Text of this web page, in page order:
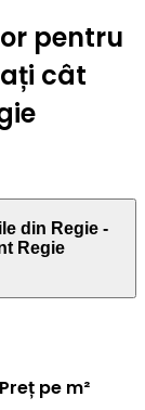
pentru
cât
din Regie -
Regie
Preț pe m²